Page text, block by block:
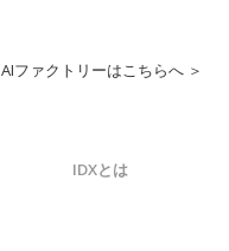
AIファクトリーはこちらへ ＞
IDXとは